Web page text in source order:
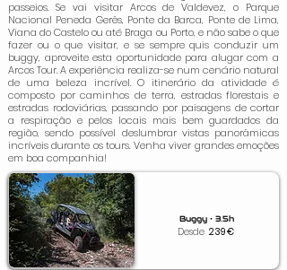
passeios. Se vai visitar Arcos de Valdevez, o Parque
Nacional Peneda Gerês, Ponte da Barca, Ponte de Lima,
Viana do Castelo ou até Braga ou Porto, e não sabe o que
fazer ou o que visitar, e se sempre quis conduzir um
buggy, aproveite esta oportunidade para alugar com a
Arcos Tour. A experiência realiza-se num cenário natural
de uma beleza incrível. O itinerário da atividade é
composto por caminhos de terra, estradas florestais e
estradas rodoviárias, passando por paisagens de cortar
a respiração e pelos locais mais bem guardados da
região, sendo possível deslumbrar vistas panorâmicas
incríveis durante os tours. Venha viver grandes emoções
em boa companhia!
Buggy • 3.5h
Desde 239€